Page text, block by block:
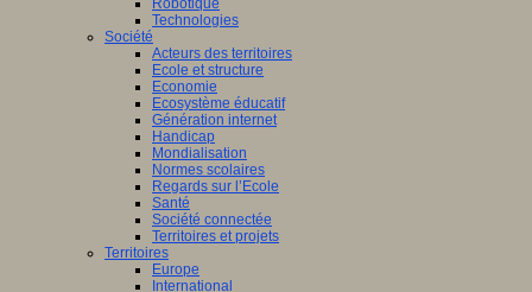
Robotique
Technologies
Société
Acteurs des territoires
Ecole et structure
Economie
Ecosystème éducatif
Génération internet
Handicap
Mondialisation
Normes scolaires
Regards sur l’Ecole
Santé
Société connectée
Territoires et projets
Territoires
Europe
International